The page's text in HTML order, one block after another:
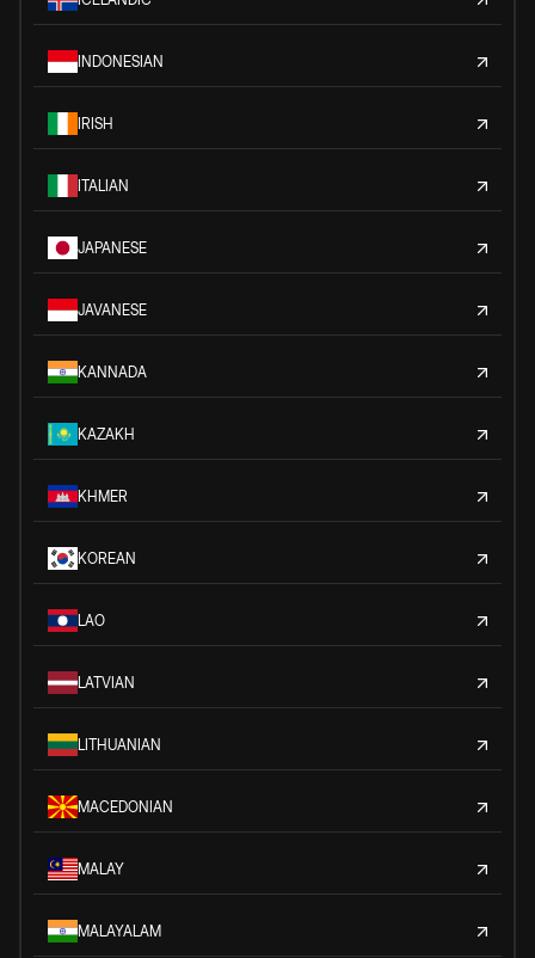
INDONESIAN
IRISH
ITALIAN
JAPANESE
JAVANESE
KANNADA
KAZAKH
KHMER
KOREAN
LAO
LATVIAN
LITHUANIAN
MACEDONIAN
MALAY
MALAYALAM